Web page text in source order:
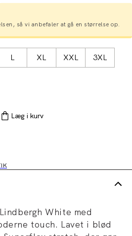
så vi anbefaler at gå en størrelse op.
L XL XXL
3XL
Læg i kurv
White med
touch. Lavet i blød